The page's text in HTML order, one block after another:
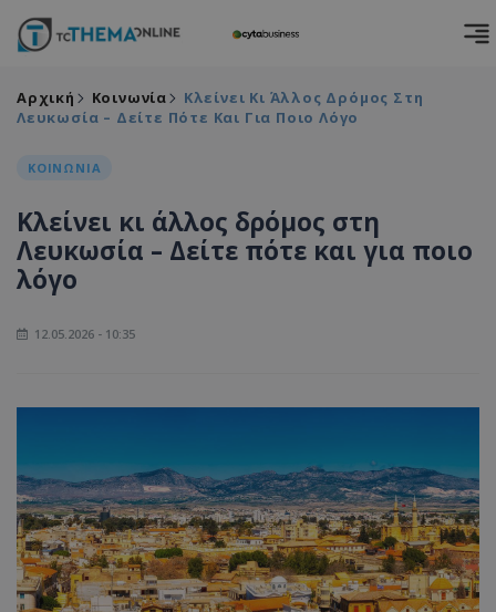
Αρχική Κοινωνία
Κλείνει Κι Άλλος Δρόμος Στη
Λευκωσία – Δείτε Πότε Και Για Ποιο Λόγο
ΚΟΙΝΩΝΙΑ
Κλείνει κι άλλος δρόμος στη
Λευκωσία – Δείτε πότε και για ποιο
λόγο
12.05.2026 - 10:35